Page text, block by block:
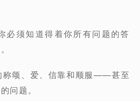
必须知道得着你所有问题的答
称颂、爱、信靠和顺服——甚至
问题。